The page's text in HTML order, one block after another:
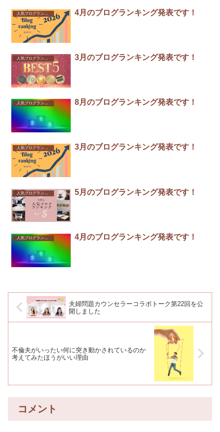
4月のブログランキング発表です！
人気ブログランキング 3月のブログランキング発表です！
人気ブログランキング 8月のブログランキング発表です！
人気ブログランキング 3月のブログランキング発表です！
5月のブログランキング発表です！
4月のブログランキング発表です！
夫婦問題カウンセラーコラボトーク第22回を公
開しました
不倫夫がいったい何に突き動かされているのか
考えてみたほうがいい理由
コメント